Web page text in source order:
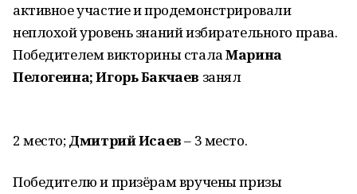
активное участие и продемонстрировали
неплохой уровень знаний избирательного права.
Победителем викторины сталаМарина
Пелогеина;Игорь Бакчаев занял
2 место;Дмитрий Исаев– 3 место.
Победителю и призёрам вручены призы